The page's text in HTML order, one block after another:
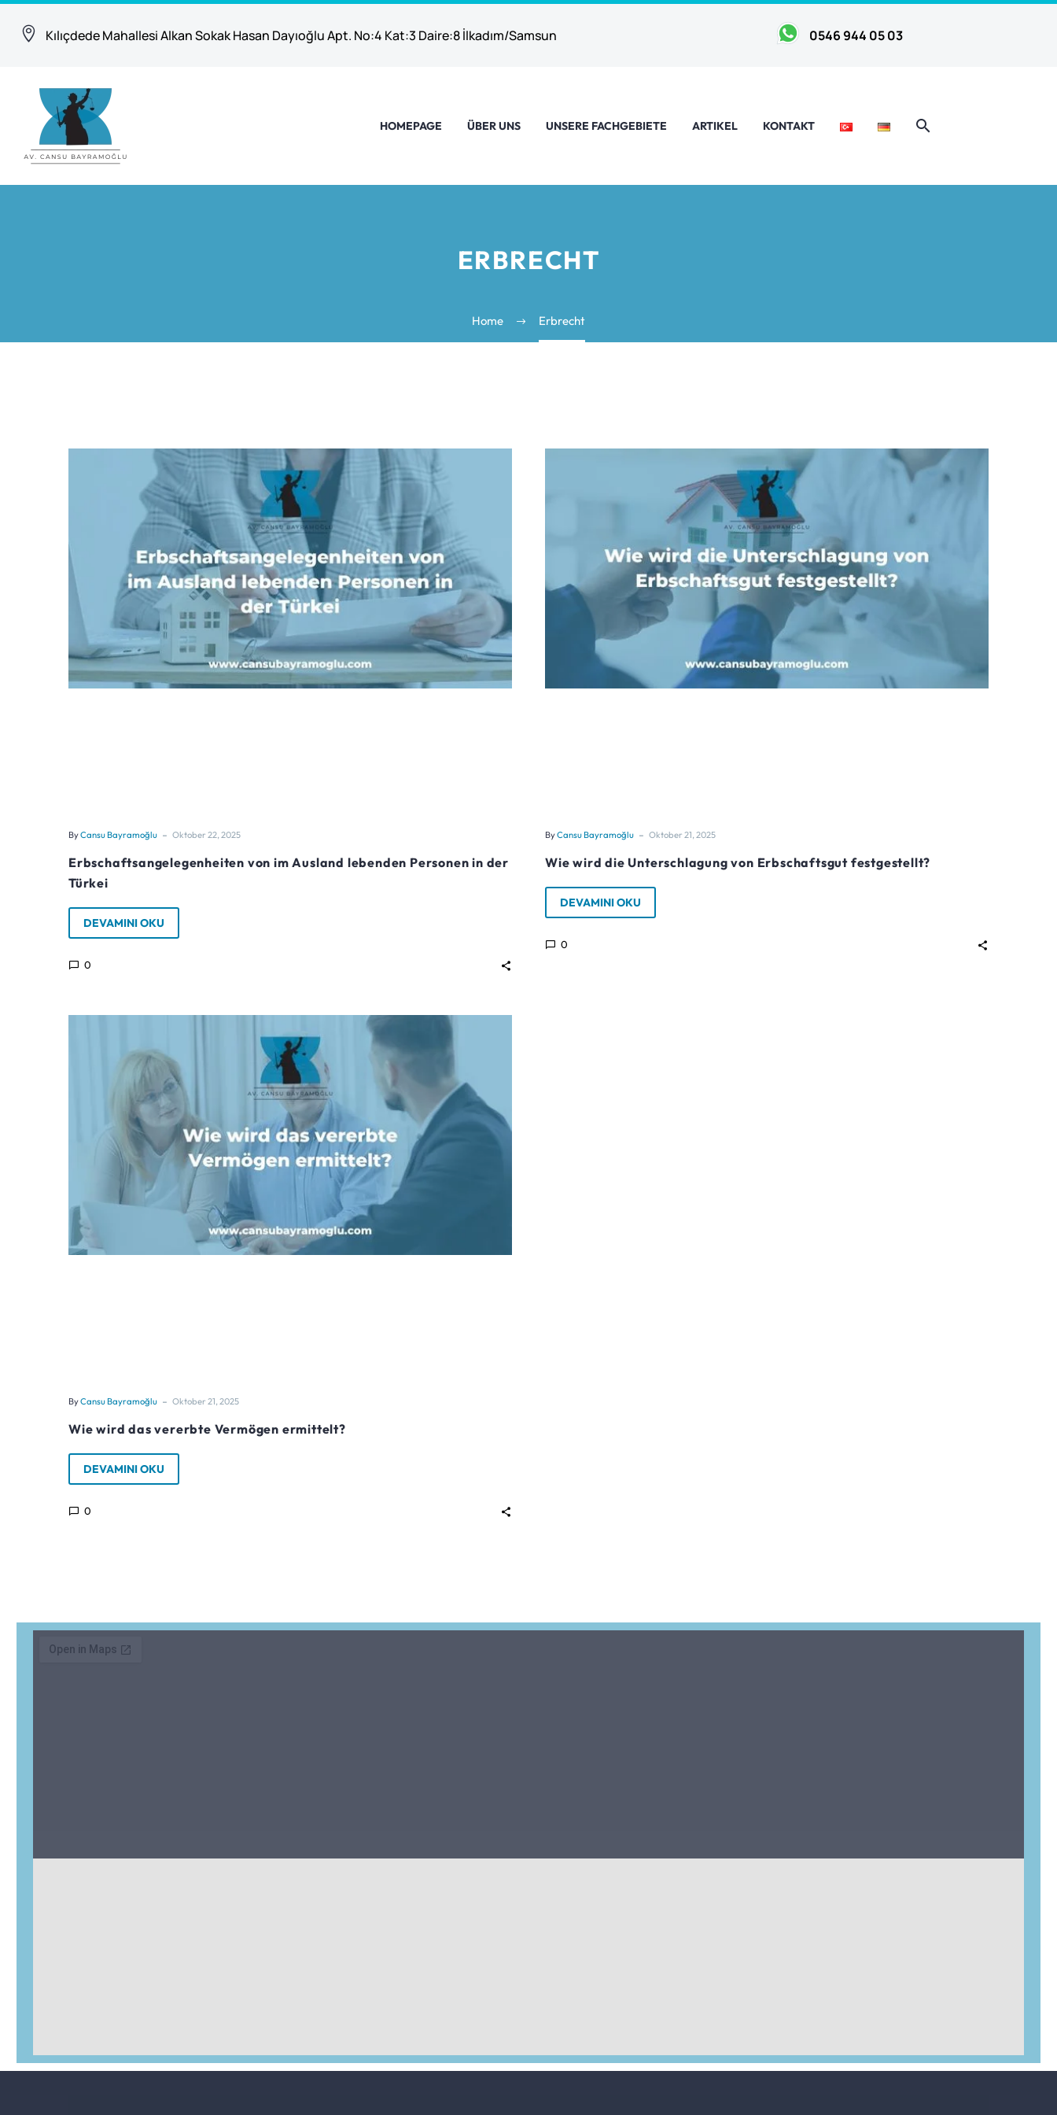
Kılıçdede Mahallesi Alkan Sokak Hasan Dayıoğlu Apt. No:4 Kat:3 Daire:8 İlkadım/Samsun 0546 944 05 03
HOMEPAGE ÜBER UNS UNSERE FACHGEBIETE ARTIKEL KONTAKT
ERBRECHT
Home Erbrecht
ByCansu Bayramoğlu - Oktober 22, 2025
Erbschaftsangelegenheiten von im Ausland lebenden Personen in der
Türkei
DEVAMINI OKU
0
ByCansu Bayramoğlu - Oktober 21, 2025
Wie wird die Unterschlagung von Erbschaftsgut festgestellt?
DEVAMINI OKU
0
ByCansu Bayramoğlu - Oktober 21, 2025
Wie wird das vererbte Vermögen ermittelt?
DEVAMINI OKU
0